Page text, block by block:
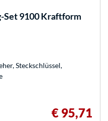
9100 Kraftform
Steckschlüssel,
€ 95,71